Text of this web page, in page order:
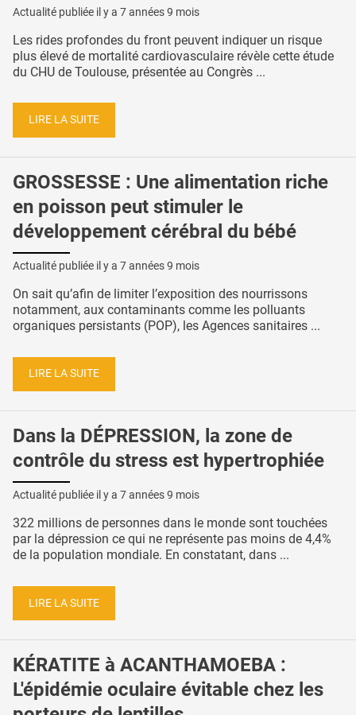
Actualité publiée il y a 7 années 9 mois
Les rides profondes du front peuvent indiquer un risque
plus élevé de mortalité cardiovasculaire révèle cette étude
du CHU de Toulouse, présentée au Congrès ...
LIRE LA SUITE
GROSSESSE : Une alimentation riche
en poisson peut stimuler le
développement cérébral du bébé
Actualité publiée il y a 7 années 9 mois
On sait qu’afin de limiter l’exposition des nourrissons
notamment, aux contaminants comme les polluants
organiques persistants (POP), les Agences sanitaires ...
LIRE LA SUITE
Dans la DÉPRESSION, la zone de
contrôle du stress est hypertrophiée
Actualité publiée il y a 7 années 9 mois
322 millions de personnes dans le monde sont touchées
par la dépression ce qui ne représente pas moins de 4,4%
de la population mondiale. En constatant, dans ...
LIRE LA SUITE
KÉRATITE à ACANTHAMOEBA :
L'épidémie oculaire évitable chez les